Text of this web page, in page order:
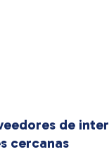
de
cercanas